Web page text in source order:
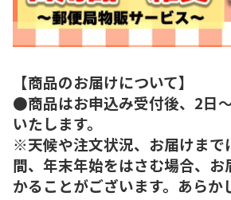
【商品のお届けについて】
●商品はお申込み受付後、2日
いたします。
※天候や注文状況、お届けまで
間、年末年始をはさむ場合、
かることがございます。あらか